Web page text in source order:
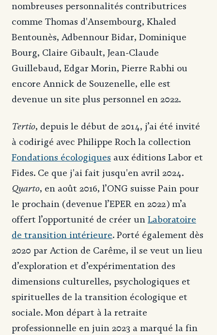
nombreuses personnalités contributrices
comme Thomas d'Ansembourg, Khaled
Bentounès, Adbennour Bidar, Dominique
Bourg, Claire Gibault, Jean-Claude
Guillebaud, Edgar Morin, Pierre Rabhi ou
encore Annick de Souzenelle, elle est
devenue un site plus personnel en 2022.
Tertio, depuis le début de 2014, j’ai été invité
à codirigé avec Philippe Roch la collection
Fondations écologiques aux éditions Labor et
Fides. Ce que j'ai fait jusqu'en avril 2024.
Quarto, en août 2016, l’ONG suisse Pain pour
le prochain (devenue l’EPER en 2022) m’a
offert l’opportunité de créer un Laboratoire
de transition intérieure. Porté également dès
2020 par Action de Carême, il se veut un lieu
d’exploration et d’expérimentation des
dimensions culturelles, psychologiques et
spirituelles de la transition écologique et
sociale. Mon départ à la retraite
professionnelle en juin 2023 a marqué la fin